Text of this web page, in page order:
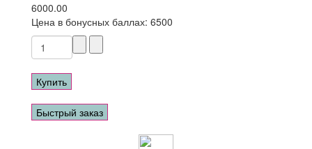
6000.00
Цена в бонусных баллах: 6500
Купить
Быстрый заказ